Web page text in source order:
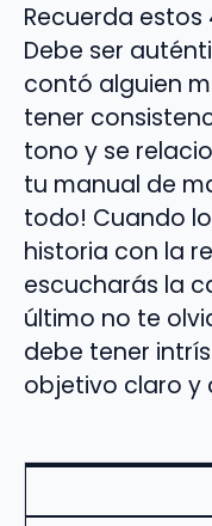
Recuerda
Debe ser
contó alguien
tener
tono y se
tu manual de
todo! Cuando
historia con la
escucharás la
último no te
debe tener
objetivo claro y